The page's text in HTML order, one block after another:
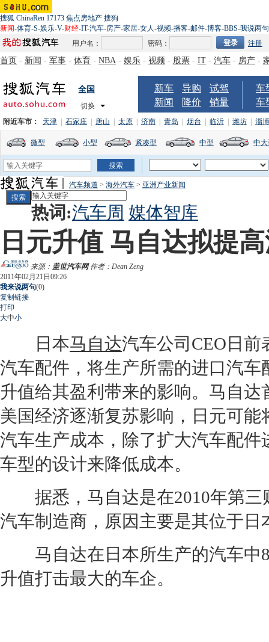
搜狐 ChinaRen 17173 焦点房地产 搜狗
新闻-体育-S-娱乐-V-财经-IT-汽车-房产-家居-女人-视频-播客-邮件-博客-BBS-我说两句
用户名：
密码： 注册
首页 - 新闻 - 军事 - 体育 - NBA - 娱乐 - 视频 - 股票 - IT - 汽车 - 房产 -
全国
切换
新车 导购
试驾
新闻
降价 销量
车
车
附近车市： 天津 石家庄 唐山 太原 济南 青岛 烟台 临沂 潍坊 淄博
微型 小型 紧凑型 中型 中
汽车频道 > 海外汽车 > 亚洲产业新闻
热词:汽车周 媒体智库
日元升值 马自达拟提
来源： 盖世汽车网作者：Dean Zeng
2011年02月21日09:26
我来说两句(0)
复制链接
打印
大中小
日本马自达汽车公司CEO日前
汽车配件，将生产所需的进口汽
升值给其盈利带来的影响。 马自达
美国经济逐渐复苏影响，日元可能
汽车生产成本，除了扩大汽车配
车型的设计来降低成本。
据悉， 马自达是在2010年第
汽车制造商，原因主要是其位于
马自达在日本所生产的汽车中
升值打击最大的车企。